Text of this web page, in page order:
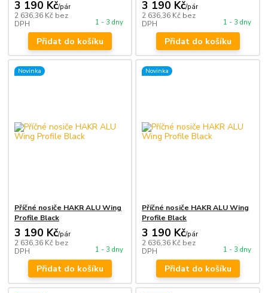
3 190 Kč/pár
2 636,36 Kč bez
DPH
1 - 3 dny
Přidat do košíku
3 190 Kč/pár
2 636,36 Kč bez
DPH
1 - 3 dny
Přidat do košíku
Novinka
Příčné nosiče HAKR ALU Wing
Profile Black
3 190 Kč/pár
2 636,36 Kč bez
DPH
1 - 3 dny
Přidat do košíku
Novinka
Příčné nosiče HAKR ALU Wing
Profile Black
3 190 Kč/pár
2 636,36 Kč bez
DPH
1 - 3 dny
Přidat do košíku